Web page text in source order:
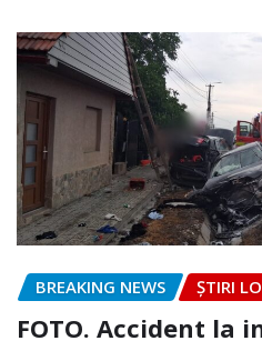
BREAKING NEWS ȘTIRI
FOTO. Accident la